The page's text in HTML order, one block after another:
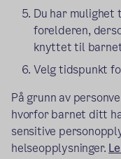
Du har mulighet
forelderen,
knyttet til
Velg tidspunkt
På grunn av
hvorfor barnet ditt
sensitive
helseopplysninger.